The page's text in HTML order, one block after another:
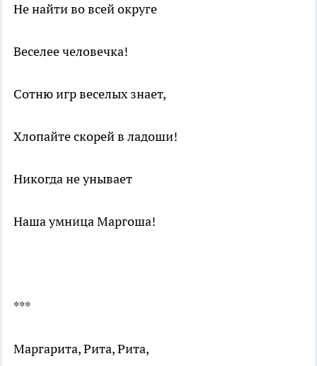
Не найти во всей округе
Веселее человечка!
Сотню игр веселых знает,
Хлопайте скорей в ладоши!
Никогда не унывает
Наша умница Маргоша!
***
Маргарита, Рита, Рита,